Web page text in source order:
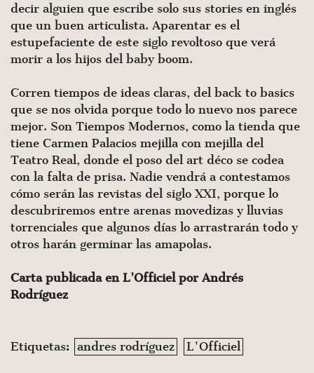
decir alguien que escribe solo sus stories en inglés
que un buen articulista. Aparentar es el
estupefaciente de este siglo revoltoso que verá
morir a los hijos del baby boom.
Corren tiempos de ideas claras, del back to basics
que se nos olvida porque todo lo nuevo nos parece
mejor. Son Tiempos Modernos, como la tienda que
tiene Carmen Palacios mejilla con mejilla del
Teatro Real, donde el poso del art déco se codea
con la falta de prisa. Nadie vendrá a contestamos
cómo serán las revistas del siglo XXI, porque lo
descubriremos entre arenas movedizas y lluvias
torrenciales que algunos días lo arrastrarán todo y
otros harán germinar las amapolas.
Carta publicada en L’Officiel por Andrés
Rodríguez
Etiquetas: andres rodríguez L'Officiel